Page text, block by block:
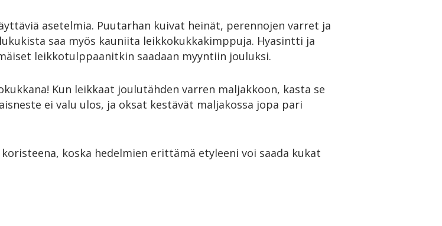
asetelmia. Puutarhan kuivat heinät, perennojen varret ja
saa myös kauniita leikkokukkakimppuja. Hyasintti ja
leikkotulppaanitkin saadaan myyntiin jouluksi.
Kun leikkaat joulutähden varren maljakkoon, kasta se
ei valu ulos, ja oksat kestävät maljakossa jopa pari
koska hedelmien erittämä etyleeni voi saada kukat